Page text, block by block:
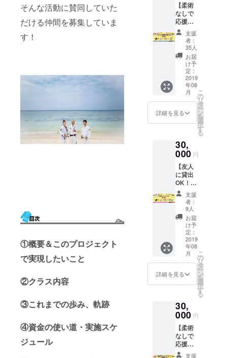
そんな活動に賛同していた
だける仲間を募集していま
す！
①概要＆このプロジェクト
で実現したいこと
②クラス内容
③これまでの歩み、軌跡
④資金の使い道・実施スケ
ジュール
す。 ・
オリジ
ナルス
テッ
カー ・
マリン
ツアー
割引券
・公式
サイト
にスポ
ンサー
として
お名前
ず備考
欄にご
希望の
お名前
をご記
入くだ
さい。
記入の
ない場
合は
CAMPF
IREの
ユー
ザー名
を掲載
いただ
きま
ご友人
などに
譲渡し
て頂い
てOKで
す！
※護身術
体験・
ダイ
エット
指導・
ウェイ
トト
レーニ
もご利
用頂け
ます。
・オリ
ジナル
ステッ
カー ・
マリン
ツアー
割引券
・公式
サイト
にスポ
ンサー
として
お名前
掲載 ※
欄にご
希望の
お名前
をご記
入くだ
さい。
記入の
【柔術
なしで
応援！
マリン
＆大自
然お楽
しみプ
ラン】
・マリ
ンツ
アー半
日コー
ス券×2
枚 ※
フィッ
シング
アー、
シュ
ノーケ
リン
グ、
SAP、
カヤッ
ク、夜
のジャ
ングル
生き物
見学、
星空ツ
アーの
いずれ
かで利
用可能
ステッ
カー ・
マリン
ツアー
割引券
・公式
サイト
支援
者：
35人
お届
け予
定：
2019
年08
月
詳細を見る
こ
の
リ
タ
ー
ン
を
選
択
す
る
30,
000 円
【友人
に貸出
OK！1
年間フ
リーパ
スプラ
ン】 ・
柔術ス
タジオ1
年間フ
リーパ
ス ※
初回利
用時か
ら1年
間、柔
の各ク
ラスに
出放題
※友人
などに
譲渡・
貸与し
支援
者：
9人
お届
け予
定：
2019
年08
月
詳細を見る
こ
の
リ
タ
ー
ン
を
選
択
す
る
30,
000 円
【柔術
なしで
応援！
船まる
支援